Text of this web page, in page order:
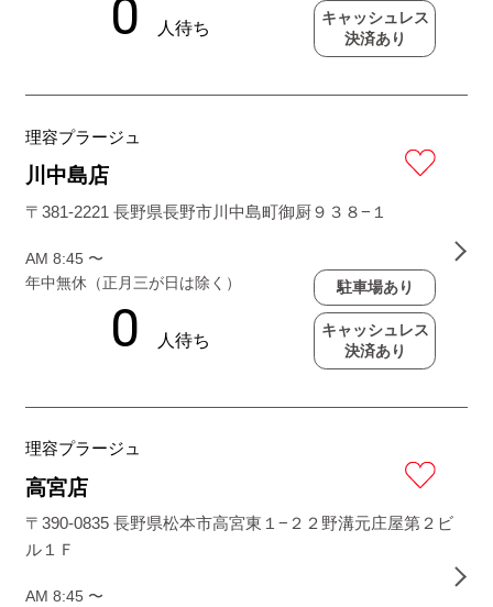
キャッシュレス
決済あり
理容プラージュ
川中島店
〒381-2221 長野県長野市川中島町御厨９３８−１
AM 8:45 〜
年中無休（正月三が日は除く）
駐車場あり
キャッシュレス
決済あり
理容プラージュ
高宮店
〒390-0835 長野県松本市高宮東１−２２野溝元庄屋第２ビ
ル１Ｆ
AM 8:45 〜